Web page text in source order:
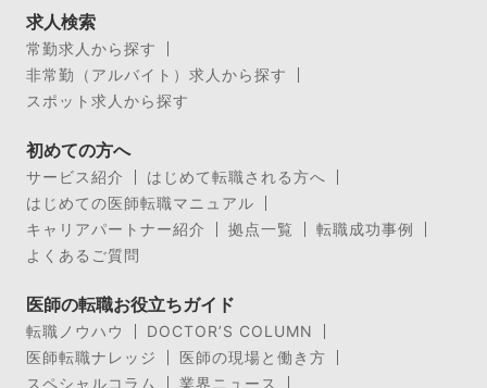
求人検索
常勤求人から探す
非常勤（アルバイト）求人から探す
スポット求人から探す
初めての方へ
サービス紹介
はじめて転職される方へ
はじめての医師転職マニュアル
キャリアパートナー紹介
拠点一覧
転職成功事例
よくあるご質問
医師の転職お役立ちガイド
転職ノウハウ
DOCTOR’S COLUMN
医師転職ナレッジ
医師の現場と働き方
スペシャルコラム
業界ニュース